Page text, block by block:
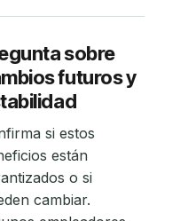
sobre
futuros y
si estos
están
o si
cambiar.